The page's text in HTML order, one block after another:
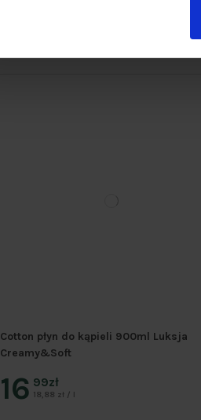
Cotton płyn do kąpieli 900ml Luksja
Creamy&Soft
16 99zł
18,88 zł / l